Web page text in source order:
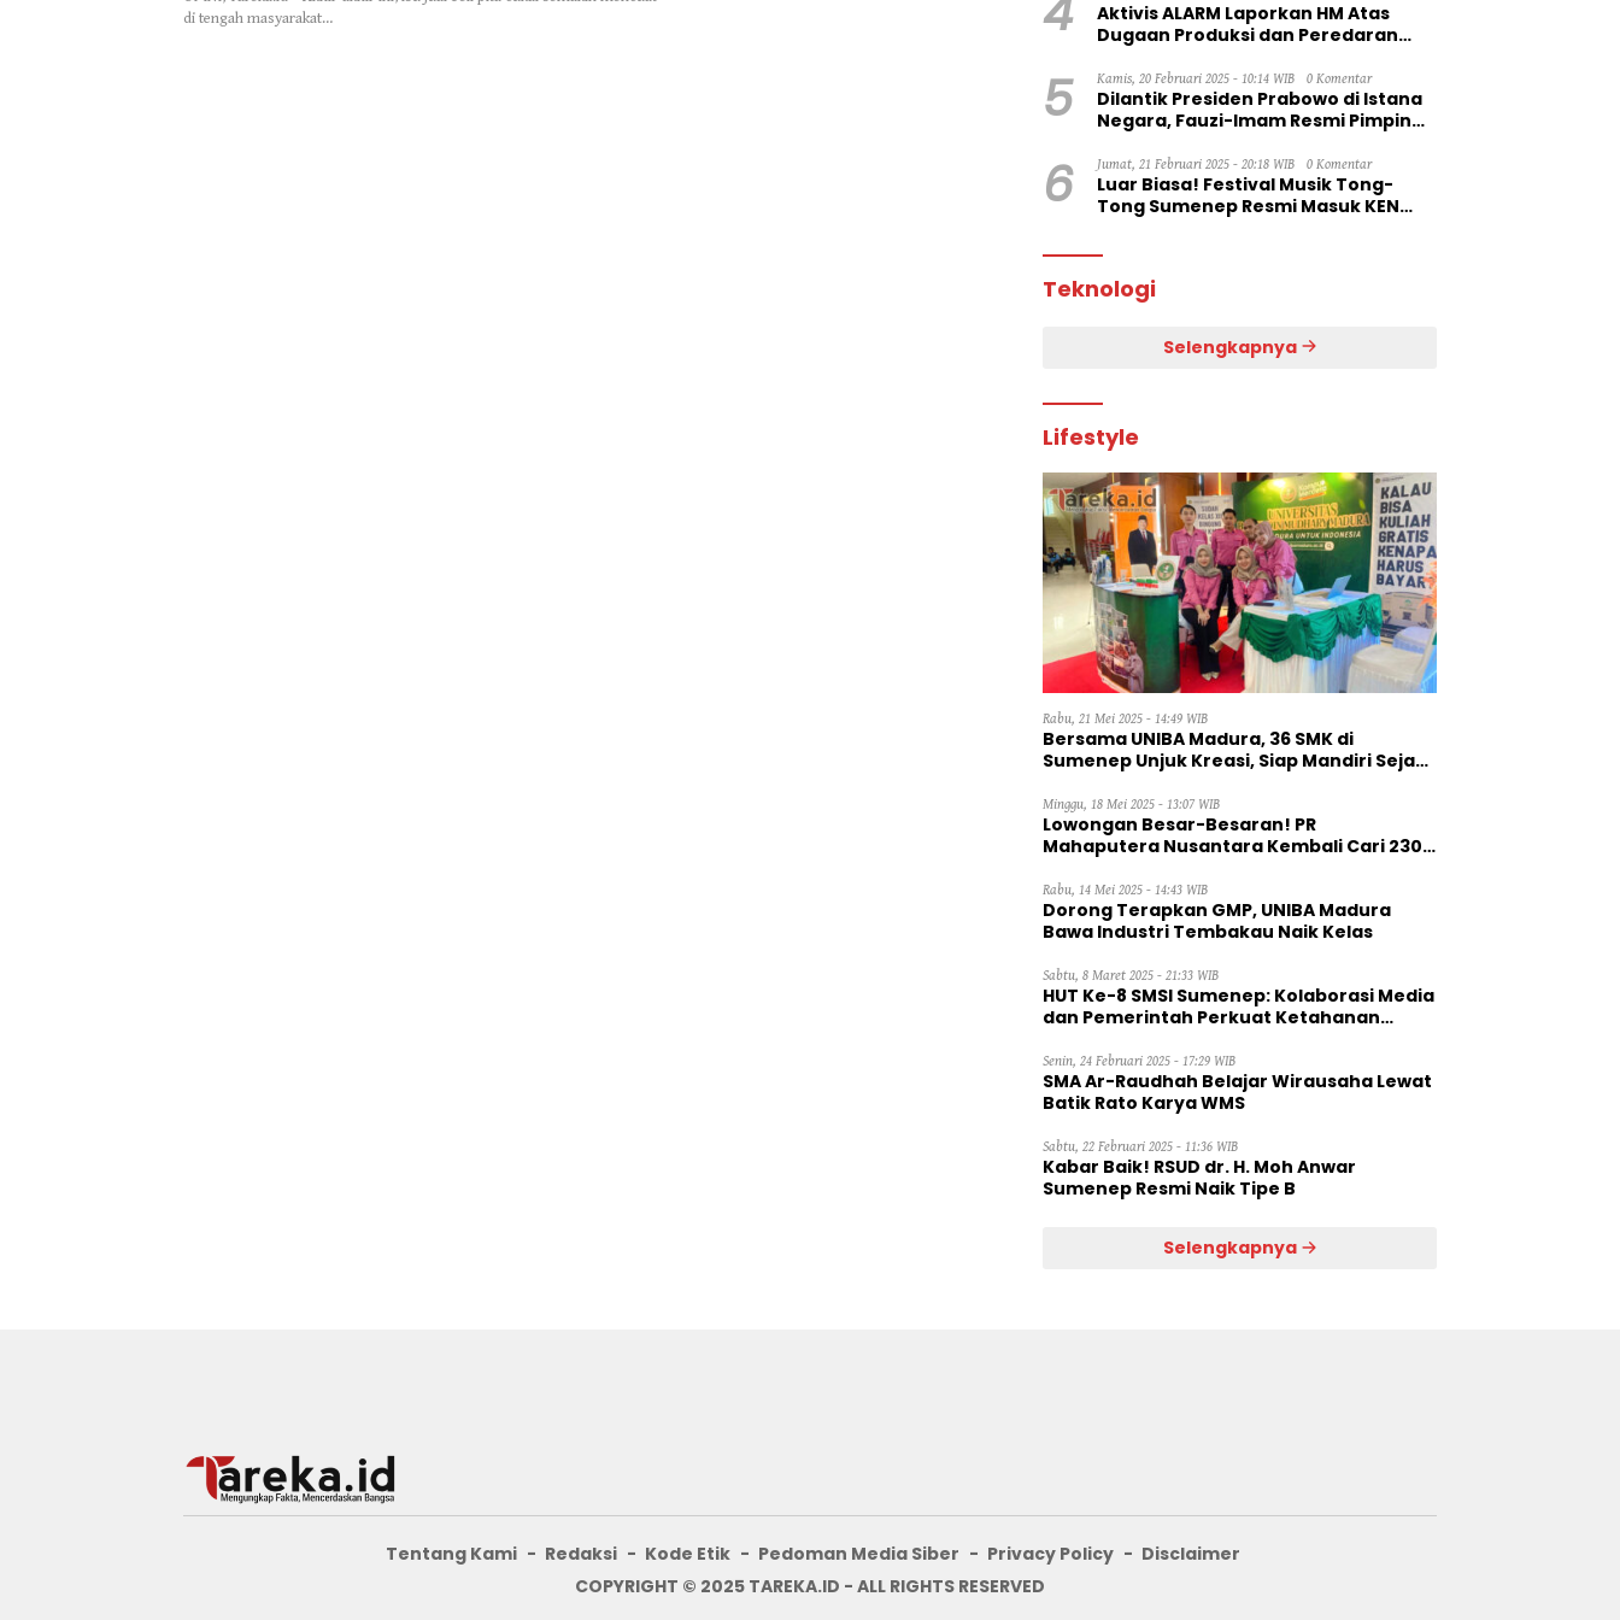
di tengah masyarakat…
Aktivis ALARM Laporkan HM Atas
Dugaan Produksi dan Peredaran
5 Kamis, 20 Februari 2025 - 10:14 WIB 0 Komentar
Dilantik Presiden Prabowo di Istana
Negara, Fauzi-Imam Resmi Pimpin
6 Jumat, 21 Februari 2025 - 20:18 WIB 0 Komentar
Luar Biasa! Festival Musik Tong-
Tong Sumenep Resmi Masuk KEN
Teknologi
Selengkapnya
Lifestyle
Rabu, 21 Mei 2025 - 14:49 WIB
Bersama UNIBA Madura, 36 SMK di
Sumenep Unjuk Kreasi, Siap Mandiri Sejak
Minggu, 18 Mei 2025 - 13:07 WIB
Lowongan Besar-Besaran! PR
Mahaputera Nusantara Kembali Cari 230
Rabu, 14 Mei 2025 - 14:43 WIB
Dorong Terapkan GMP, UNIBA Madura
Bawa Industri Tembakau Naik Kelas
Sabtu, 8 Maret 2025 - 21:33 WIB
HUT Ke-8 SMSI Sumenep: Kolaborasi Media
dan Pemerintah Perkuat Ketahanan
Senin, 24 Februari 2025 - 17:29 WIB
SMA Ar-Raudhah Belajar Wirausaha Lewat
Batik Rato Karya WMS
Sabtu, 22 Februari 2025 - 11:36 WIB
Kabar Baik! RSUD dr. H. Moh Anwar
Sumenep Resmi Naik Tipe B
Selengkapnya
Tentang Kami Redaksi Kode Etik Pedoman Media Siber Privacy Policy
Disclaimer
COPYRIGHT © 2025 TAREKA.ID - ALL RIGHTS RESERVED